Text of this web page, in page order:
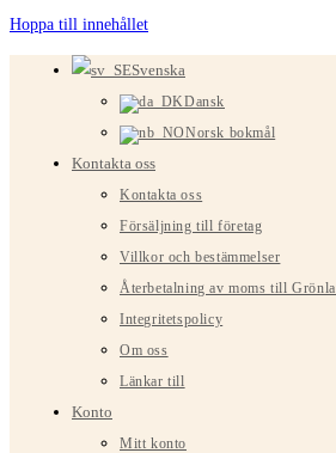
Hoppa till innehållet
Svenska
Dansk
Norsk bokmål
Kontakta oss
Kontakta oss
Försäljning till företag
Villkor och bestämmelser
Återbetalning av moms till
Integritetspolicy
Om oss
Länkar till
Konto
Mitt konto